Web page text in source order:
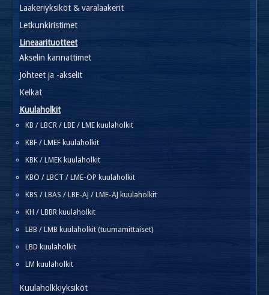
Laakeriyksiköt & varalaakerit
Letkunkiristimet
Lineaarituotteet
Akselin kannattimet
Johteet ja -akselit
Kelkat
Kuulaholkit
KB / LBCR / LBE / LME kuulaholkit
KBF / LMEF kuulaholkit
KBK / LMEK kuulaholkit
KBO / LBCT / LME-OP kuulaholkit
KBS / LBAS / LBE-AJ / LME-AJ kuulaholkit
KH / LBBR kuulaholkit
LBB / LMB kuulaholkit (tuumamittaiset)
LBD kuulaholkit
LM kuulaholkit
Kuulaholkkiyksiköt